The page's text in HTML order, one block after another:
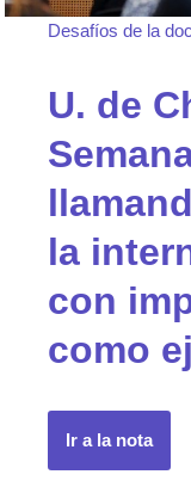
Desafíos de la
U. de
la
con
como
Ir a la nota